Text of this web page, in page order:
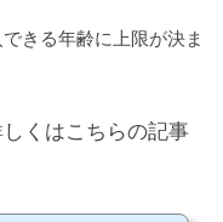
きる年齢に上限が決ま
くはこちらの記事